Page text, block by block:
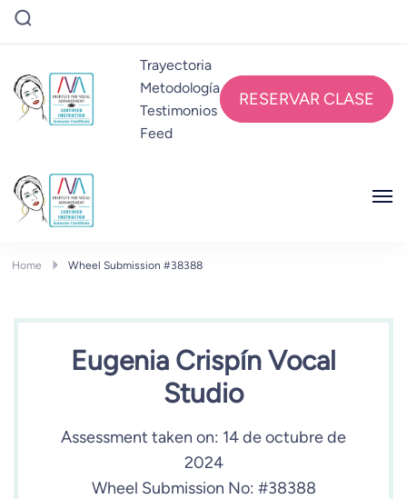
EUGENIA CRISPÍN
Eugenia Crispín VocalStudio
Trayectoria
Metodología
Testimonios
Feed
RESERVAR CLASE
Home Wheel Submission #38388
Eugenia Crispín Vocal
Studio
Assessment taken on: 14 de octubre de
2024
Wheel Submission No: #38388